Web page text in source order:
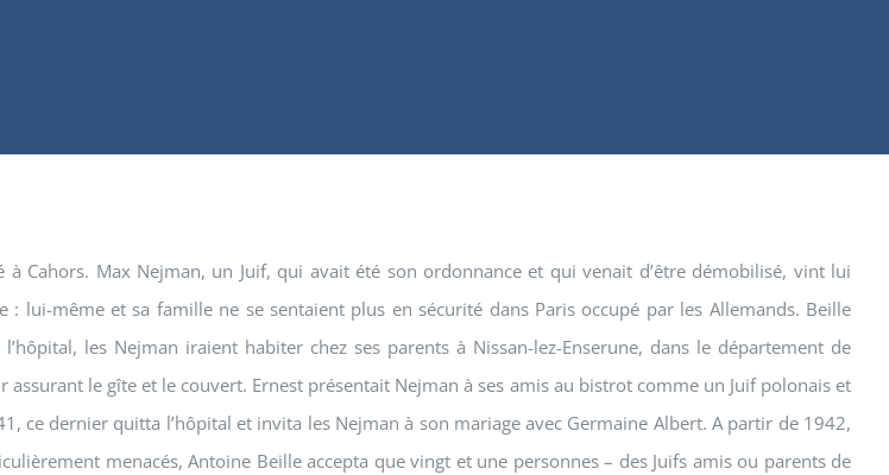
Cahors. Max Nejman, un Juif, qui avait été son ordonnance et qui venait d’être démobilisé, vint lui
même et sa famille ne se sentaient plus en sécurité dans Paris occupé par les Allemands. Beille
les Nejman iraient habiter chez ses parents à Nissan-lez-Enserune, dans le département de
le gîte et le couvert. Ernest présentait Nejman à ses amis au bistrot comme un Juif polonais et
ce dernier quitta l’hôpital et invita les Nejman à son mariage avec Germaine Albert. A partir de 1942,
menacés, Antoine Beille accepta que vingt et une personnes – des Juifs amis ou parents de